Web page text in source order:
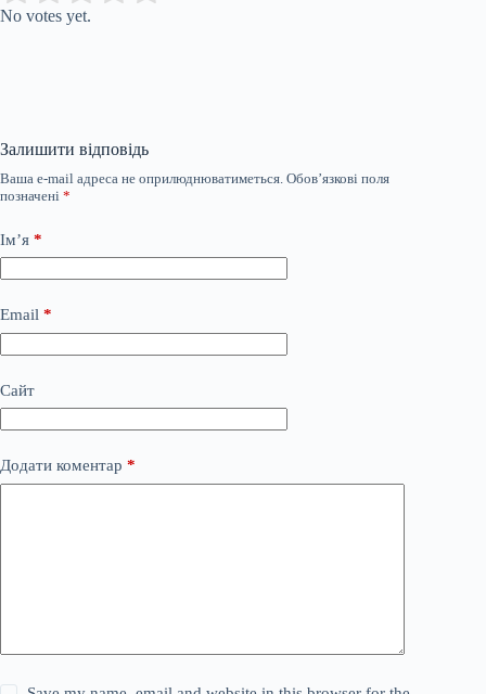
No votes yet.
Залишити відповідь
Ваша e-mail адреса не оприлюднюватиметься. Обов’язкові поля
позначені *
Ім’я *
Email *
Сайт
Додати коментар *